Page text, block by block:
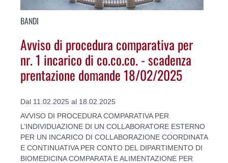
BANDI
Avviso di procedura comparativa per
nr. 1 incarico di co.co.co. - scadenza
prentazione domande 18/02/2025
Dal 11.02.2025 al 18.02.2025
AVVISO DI PROCEDURA COMPARATIVA PER
L’INDIVIDUAZIONE DI UN COLLABORATORE ESTERNO
PER UN INCARICO DI COLLABORAZIONE COORDINATA
E CONTINUATIVA PER CONTO DEL DIPARTIMENTO DI
BIOMEDICINA COMPARATA E ALIMENTAZIONE PER